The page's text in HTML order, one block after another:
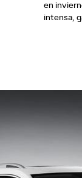
en
intensa,